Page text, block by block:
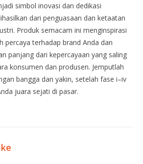
simbol inovasi dan dedikasi
dari penguasaan dan ketaatan
Produk semacam ini menginspirasi
percaya terhadap brand Anda dan
panjang dari kepercayaan yang saling
konsumen dan produsen. Jemputlah
bangga dan yakin, setelah fase i–iv
juara sejati di pasar.